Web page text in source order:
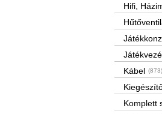
Hifi,
Kábel (873)
Komplett